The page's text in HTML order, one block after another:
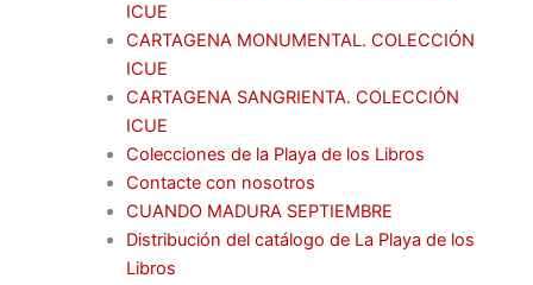
ICUE
CARTAGENA MONUMENTAL. COLECCIÓN
ICUE
CARTAGENA SANGRIENTA. COLECCIÓN
ICUE
Colecciones de la Playa de los Libros
Contacte con nosotros
CUANDO MADURA SEPTIEMBRE
Distribución del catálogo de La Playa de los
Libros